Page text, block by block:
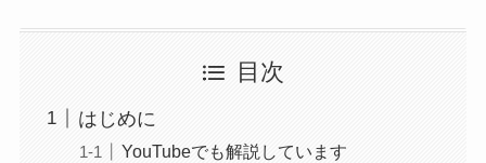
目次
はじめに
YouTubeでも解説しています